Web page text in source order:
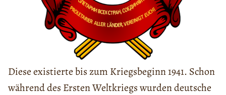
Diese existierte bis zum Kriegsbeginn 1941. Schon
während des Ersten Weltkriegs wurden deutsche